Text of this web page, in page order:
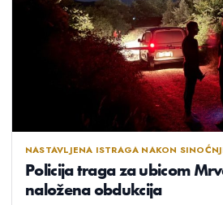
NASTAVLJENA ISTRAGA NAKON
Policija traga za ubicom
naložena obdukcija